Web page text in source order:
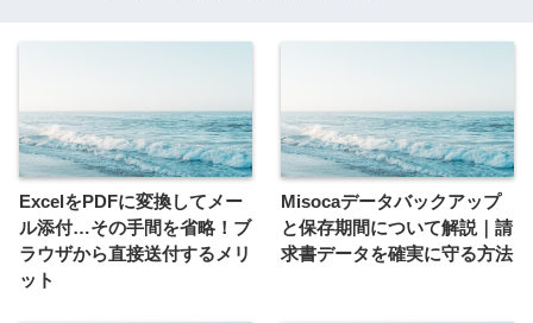
ExcelをPDFに変換してメー
ル添付…その手間を省略！ブ
ラウザから直接送付するメリ
ット
Misocaデータバックアップ
と保存期間について解説｜請
求書データを確実に守る方法